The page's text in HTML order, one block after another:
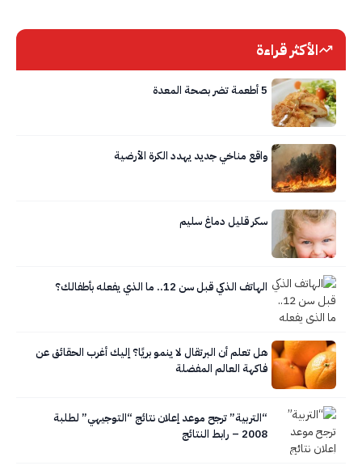
الأكثر قراءة
5 أطعمة تضر بصحة المعدة
واقع مناخي جديد يهدد الكرة الأرضية
سكر قليل دماغ سليم
الهاتف الذكي قبل سن 12.. ما الذي يفعله بأطفالك؟
هل تعلم أن البرتقال لا ينمو بريًا؟ إليك أغرب الحقائق عن
فاكهة العالم المفضلة
“التربية” ترجح موعد إعلان نتائج “التوجيهي” لطلبة
2008 – رابط النتائج